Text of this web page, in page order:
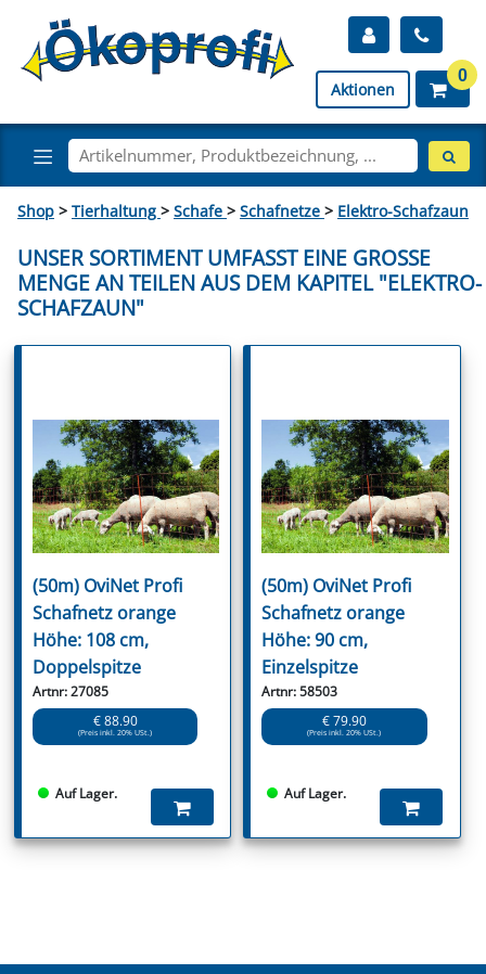
Aktionen
0
Shop > Tierhaltung > Schafe > Schafnetze > Elektro-Schafzaun
UNSER SORTIMENT UMFASST EINE GROSSE M
ENGE AN TEILEN AUS DEM KAPITEL "ELEKTRO-S
CHAFZAUN"
(50m) OviNet Profi
Schafnetz orange
Höhe: 108 cm,
Doppelspitze
Artnr: 27085
€ 88.90
(Preis inkl. 20% USt.)
Auf Lager.
(50m) OviNet Profi
Schafnetz orange
Höhe: 90 cm,
Einzelspitze
Artnr: 58503
€ 79.90
(Preis inkl. 20% USt.)
Auf Lager.